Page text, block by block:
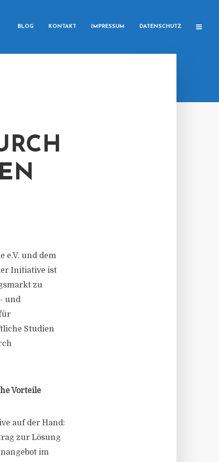
BLOG KONTAKT IMPRESSUM DATENSCHUTZ
e.V. und dem
Initiative ist
zu
und
Studien
Vorteile
auf der Hand:
zur Lösung
im